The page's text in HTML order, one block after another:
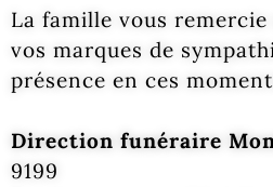
La famille vous
vos marques de
présence en ces
Direction funéraire
9199